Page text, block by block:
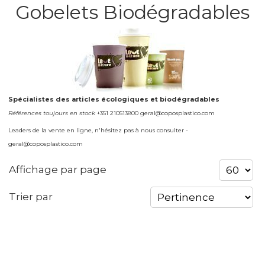
Gobelets Biodégradables
Spécialistes des articles écologiques et biodégradables
Références toujours en stock +351 210513800 geral@coposplastico.com
Leaders de la vente en ligne, n'hésitez pas à nous consulter -
geral@coposplastico.com
Affichage par page
Trier par